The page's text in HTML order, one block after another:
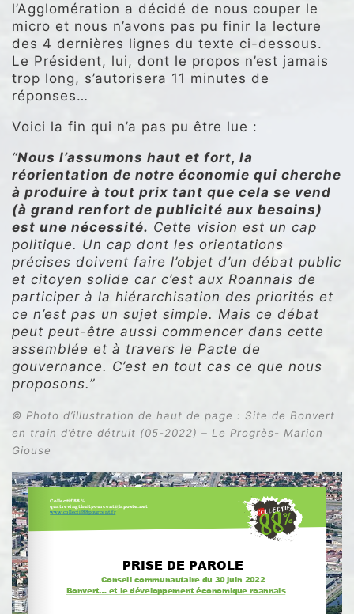
l’Agglomération a décidé de nous couper le
micro et nous n’avons pas pu finir la lecture
des 4 dernières lignes du texte ci-dessous.
Le Président, lui, dont le propos n’est jamais
trop long, s’autorisera 11 minutes de
réponses…
Voici la fin qui n’a pas pu être lue :
“Nous l’assumons haut et fort, la
réorientation de notre économie qui cherche
à produire à tout prix tant que cela se vend
(à grand renfort de publicité aux besoins)
est une nécessité. Cette vision est un cap
politique. Un cap dont les orientations
précises doivent faire l’objet d’un débat public
et citoyen solide car c’est aux Roannais de
participer à la hiérarchisation des priorités et
ce n’est pas un sujet simple. Mais ce débat
peut peut-être aussi commencer dans cette
assemblée et à travers le Pacte de
gouvernance. C’est en tout cas ce que nous
proposons.”
© Photo d’illustration de haut de page : Site de Bonvert
en train d’être détruit (05-2022) – Le Progrès- Marion
Giouse